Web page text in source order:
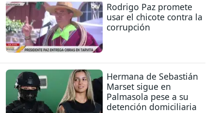
Rodrigo Paz promete
usar el chicote contra la
corrupción
Hermana de Sebastián
Marset sigue en
Palmasola pese a su
detención domiciliaria